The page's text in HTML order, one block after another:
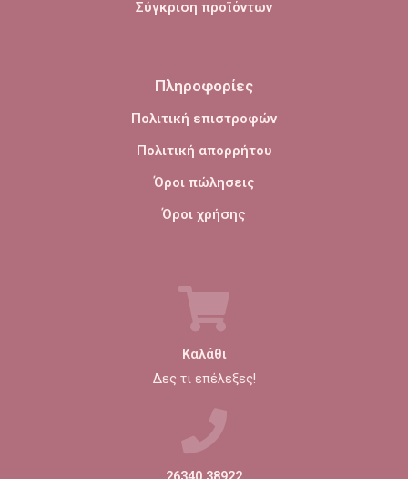
Σύγκριση προϊόντων
Πληροφορίες
Πολιτική επιστροφών
Πολιτική απορρήτου
Όροι πώλησεις
Όροι χρήσης
Καλάθι
Δες τι επέλεξες!